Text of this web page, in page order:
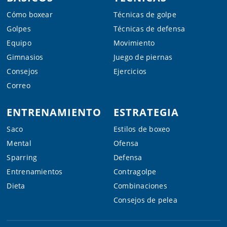
Cómo boxear
Golpes
Equipo
Gimnasios
Consejos
Correo
Técnicas de golpe
Técnicas de defensa
Movimiento
Juego de piernas
Ejercicios
ENTRENAMIENTO
Saco
Mental
Sparring
Entrenamientos
Dieta
ESTRATEGIA
Estilos de boxeo
Ofensa
Defensa
Contragolpe
Combinaciones
Consejos de pelea